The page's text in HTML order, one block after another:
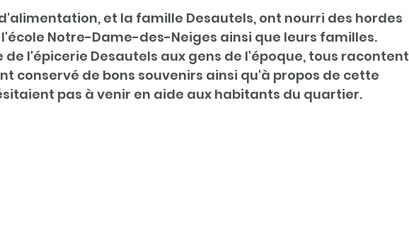
et la famille Desautels, ont nourri des hordes
Notre-Dame-des-Neiges ainsi que leurs familles.
de l'épicerie Desautels aux gens de l'époque, tous racontent
conservé de bons souvenirs ainsi qu'à propos de cette
pas à venir en aide aux habitants du quartier.